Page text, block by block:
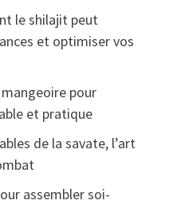
le shilajit peut
et optimiser vos
pour
et pratique
de la savate, l’art
assembler soi-